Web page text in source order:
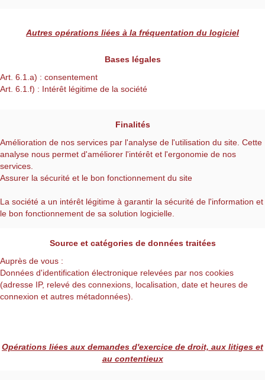
Autres opérations liées à la fréquentation du logiciel
Bases légales
Art. 6.1.a) : consentement
Art. 6.1.f) : Intérêt légitime de la société
Finalités
Amélioration de nos services par l'analyse de l'utilisation du site. Cette
analyse nous permet d'améliorer l'intérêt et l'ergonomie de nos
services.
Assurer la sécurité et le bon fonctionnement du site
La société a un intérêt légitime à garantir la sécurité de l'information et
le bon fonctionnement de sa solution logicielle.
Source et catégories de données traitées
Auprès de vous :
Données d'identification électronique relevées par nos cookies
(adresse IP, relevé des connexions, localisation, date et heures de
connexion et autres métadonnées).
Opérations liées aux demandes d'exercice de droit, aux litiges et
au contentieux